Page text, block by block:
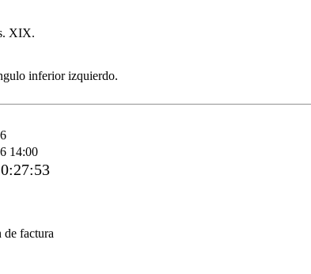
XIX.
inferior izquierdo.
14:00
factura